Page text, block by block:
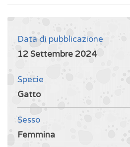
Data di pubblicazione
12 Settembre 2024
Specie
Gatto
Sesso
Femmina